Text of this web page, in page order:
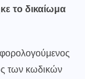
το δικαίωμα
φορολογούμενος
των κωδικών